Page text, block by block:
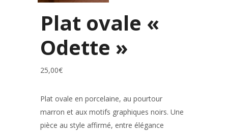
Plat ovale «
Odette »
25,00€
Plat ovale en porcelaine, au pourtour
marron et aux motifs graphiques noirs. Une
pièce au style affirmé, entre élégance